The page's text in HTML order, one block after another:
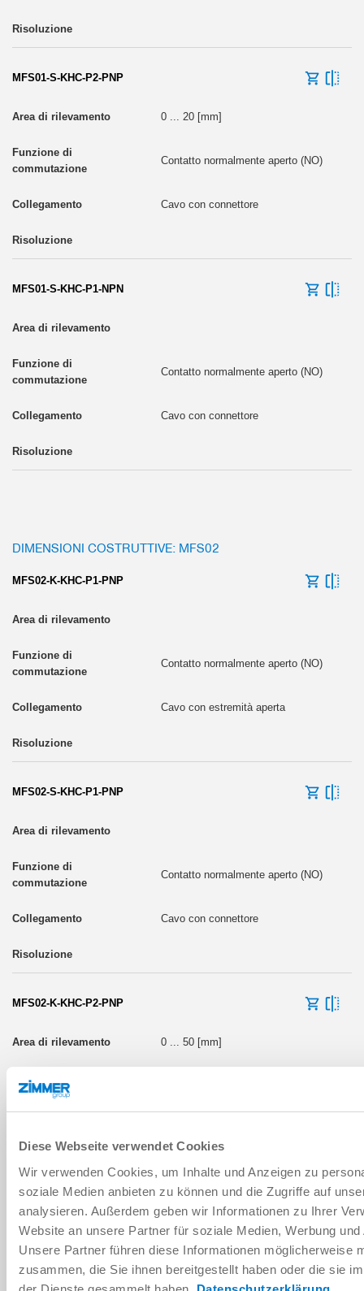
Diese Webseite verwendet Cookies
Wir verwenden Cookies, um Inhalte und Anzeigen zu
soziale Medien anbieten zu können und die Zugriffe auf
analysieren. Außerdem geben wir Informationen zu Ihrer
Website an unsere Partner für soziale Medien, Werbung
Unsere Partner führen diese Informationen möglicherweise
zusammen, die Sie ihnen bereitgestellt haben oder die sie
MFS01-S-KHC-P2-PNP
0 ... 20 [mm]
Contatto normalmente aperto (NO)
Cavo con connettore
MFS01-S-KHC-P1-NPN
Contatto normalmente aperto (NO)
Cavo con connettore
DIMENSIONI COSTRUTTIVE: MFS02
MFS02-K-KHC-P1-PNP
Contatto normalmente aperto (NO)
Cavo con estremità aperta
MFS02-S-KHC-P1-PNP
Contatto normalmente aperto (NO)
Cavo con connettore
MFS02-K-KHC-P2-PNP
0 ... 50 [mm]
MFS02-S-KHC-P2-PNP
0 ... 50 [mm]